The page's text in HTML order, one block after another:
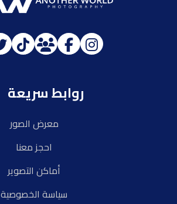
روابط سريعة
معرض الصور
احجز معنا
أماكن التصوير
سياسة الخصوصية